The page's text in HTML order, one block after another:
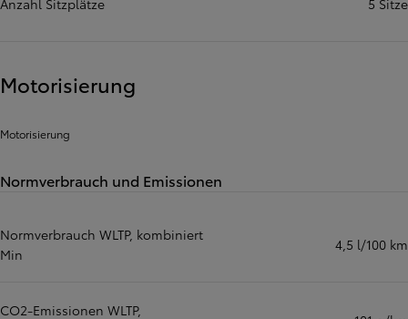
Anzahl Sitzplätze 5 Sitze
Motorisierung
Motorisierung
Normverbrauch und Emissionen
Normverbrauch WLTP, kombiniert
Min
4,5 l/100 km
CO2-Emissionen WLTP,